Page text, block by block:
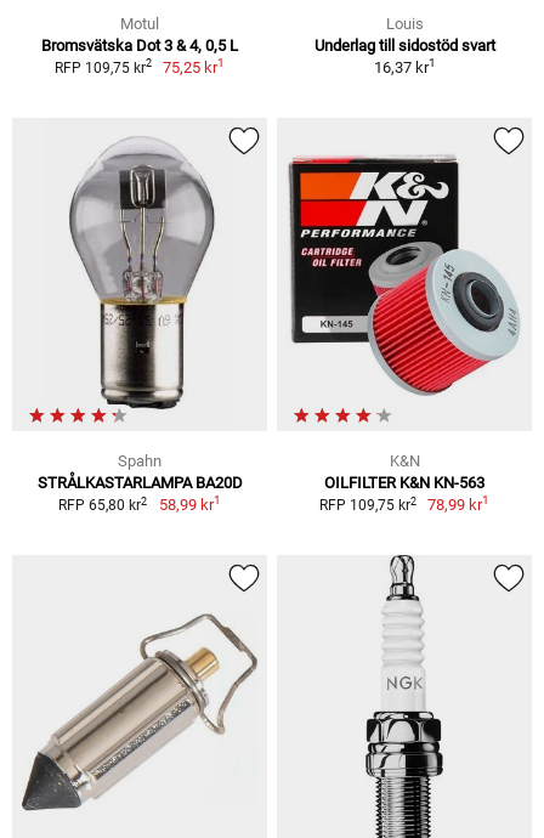
Motul
Bromsvätska Dot 3 & 4, 0,5 L
RFP 109,75 kr2 75,25 kr1
Louis
Underlag till sidostöd svart
16,37 kr1
Spahn
STRÅLKASTARLAMPA BA20D
RFP 65,80 kr2 58,99 kr1
K&N
OILFILTER K&N KN-563
RFP 109,75 kr2 78,99 kr1